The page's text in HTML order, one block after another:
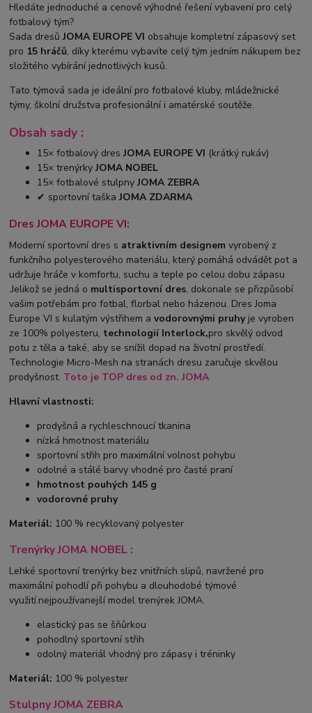
Hledáte jednoduché a cenově výhodné řešení vybavení pro celý
fotbalový tým?
Sada dresůJOMA EUROPE VI obsahuje kompletní zápasový set
pro 15 hráčů, díky kterému vybavíte celý tým jedním nákupem bez
složitého vybírání jednotlivých kusů.
Tato týmová sada je ideální pro fotbalové kluby, mládežnické
týmy, školní družstva profesionální i amatérské soutěže.
Obsah sady :
15× fotbalový dresJOMA EUROPE VI (krátký rukáv)
15× trenýrkyJOMA NOBEL
15× fotbalové stulpnyJOMA ZEBRA
✔ sportovní taškaJOMA ZDARMA
Dres JOMA EUROPE VI:
Moderní sportovní dres s atraktivním designem vyrobený z
funkčního polyesterového materiálu, který pomáhá odvádět pot a
udržuje hráče v komfortu, suchu a teple po celou dobu zápasu
.Jelikož se jedná o multisportovní dres, dokonale se přizpůsobí
vašim potřebám pro fotbal, florbal nebo házenou. Dres Joma
Europe VI s kulatým výstřihem a vodorovnými pruhyje vyroben
ze 100% polyesteru, technologií Interlock,pro skvělý odvod
potu z těla a také, aby se snížil dopad na životní prostředí.
Technologie Micro-Mesh na stranách dresu zaručuje skvělou
prodyšnost. Toto je TOP dres od zn. JOMA
Hlavní vlastnosti:
prodyšná a rychleschnoucí tkanina
nízká hmotnost materiálu
sportovní střih pro maximální volnost pohybu
odolné a stálé barvy vhodné pro časté praní
hmotnost pouhých 145 g
vodorovné pruhy
Materiál: 100 % recyklovaný polyester
Trenýrky JOMA NOBEL :
Lehké sportovní trenýrky bez vnitřních slipů, navržené pro
maximální pohodlí při pohybu a dlouhodobé týmové
využití.nejpoužívanejší model trenýrek JOMA.
elastický pas se šňůrkou
pohodlný sportovní střih
odolný materiál vhodný pro zápasy i tréninky
Materiál: 100 % polyester
Stulpny JOMA ZEBRA